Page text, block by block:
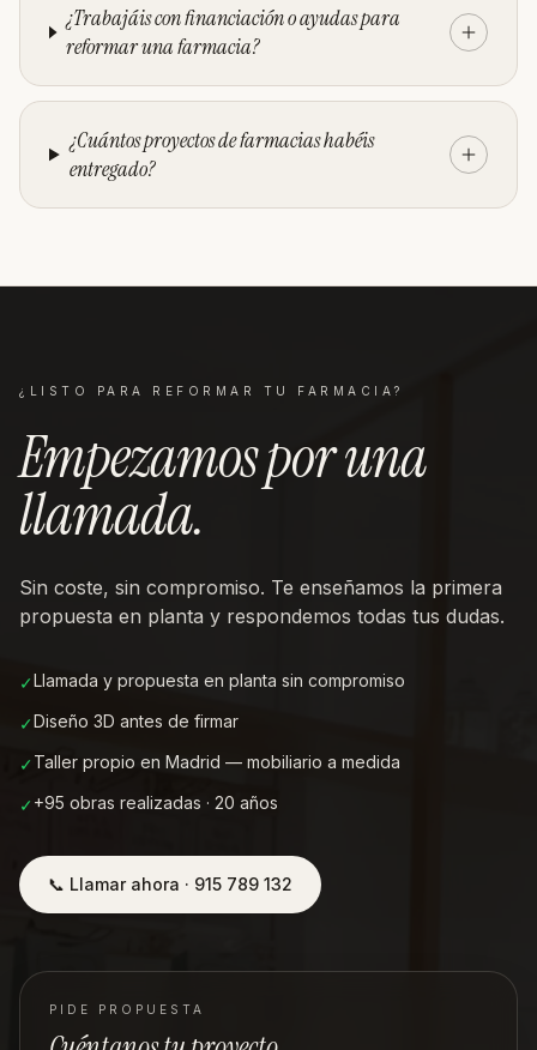
¿Trabajáis con financiación o ayudas para
reformar una farmacia?
¿Cuántos proyectos de farmacias habéis
entregado?
¿LISTO PARA REFORMAR TU FARMACIA ?
Empezamos por una
llamada.
Sin coste, sin compromiso. Te enseñamos la primera
propuesta en planta y respondemos todas tus dudas.
✓Llamada y propuesta en planta sin compromiso
✓Diseño 3D antes de firmar
✓Taller propio en Madrid — mobiliario a medida
✓+95 obras realizadas · 20 años
📞 Llamar ahora · 915 789 132
PIDE PROPUESTA